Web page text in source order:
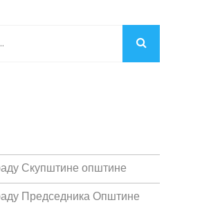
Скупштине општине
Председника Општине